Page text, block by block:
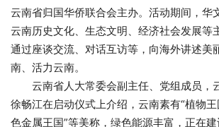
云南省归国华侨联合会主办。活动期间，华
云南历史文化、生态文明、经济社会发展等
通过座谈交流、对话互访等，向海外讲述美
南、活力云南。
云南省人大常委会副主任、党组成员，
徐畅江在启动仪式上介绍，云南素有“植物王
色金属王国”等美称，绿色能源丰富，正在